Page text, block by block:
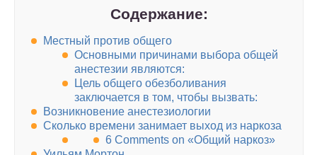
Содержание:
Местный против общего
Основными причинами выбора общей
анестезии являются:
Цель общего обезболивания
заключается в том, чтобы вызвать:
Возникновение анестезиологии
Сколько времени занимает выход из наркоза
6 Comments on «Общий наркоз»